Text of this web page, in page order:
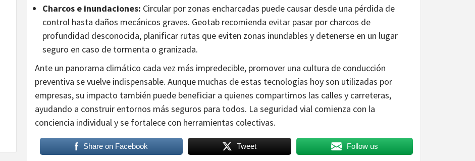
Charcos e inundaciones: Circular por zonas encharcadas puede causar desde una pérdida de
control hasta daños mecánicos graves. Geotab recomienda evitar pasar por charcos de
profundidad desconocida, planificar rutas que eviten zonas inundables y detenerse en un lugar
seguro en caso de tormenta o granizada.
Ante un panorama climático cada vez más impredecible, promover una cultura de conducción
preventiva se vuelve indispensable. Aunque muchas de estas tecnologías hoy son utilizadas por
empresas, su impacto también puede beneficiar a quienes compartimos las calles y carreteras,
ayudando a construir entornos más seguros para todos. La seguridad vial comienza con la
conciencia individual y se fortalece con herramientas colectivas.
Share on Facebook Tweet Follow us